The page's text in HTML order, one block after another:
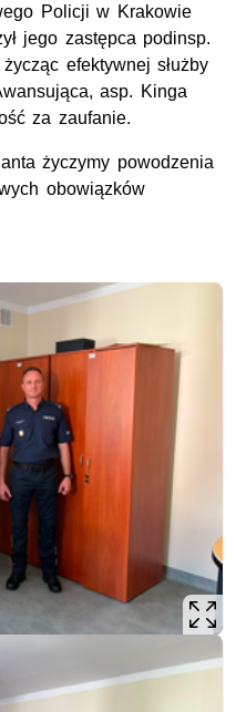
Policji w Krakowie
jego zastępca podinsp.
efektywnej służby
asp. Kinga
za zaufanie.
życzymy powodzenia
obowiązków